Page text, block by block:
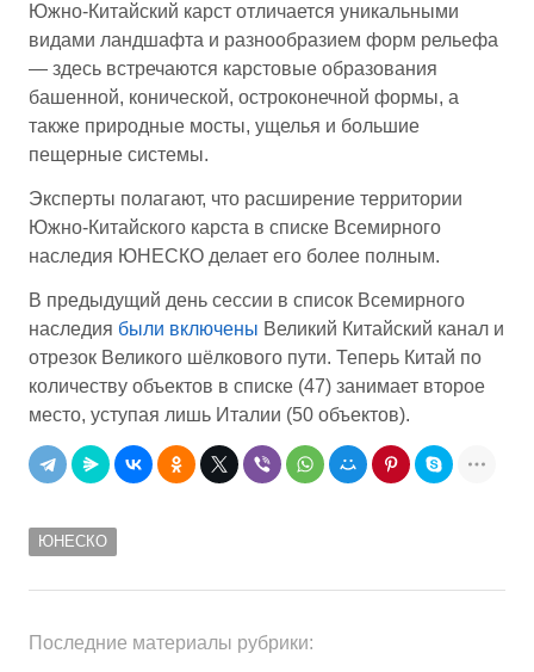
Южно-Китайский карст отличается уникальными
видами ландшафта и разнообразием форм рельефа
— здесь встречаются карстовые образования
башенной, конической, остроконечной формы, а
также природные мосты, ущелья и большие
пещерные системы.
Эксперты полагают, что расширение территории
Южно-Китайского карста в списке Всемирного
наследия ЮНЕСКО делает его более полным.
В предыдущий день сессии в список Всемирного
наследия были включены Великий Китайский канал и
отрезок Великого шёлкового пути. Теперь Китай по
количеству объектов в списке (47) занимает второе
место, уступая лишь Италии (50 объектов).
ЮНЕСКО
Последние материалы рубрики: